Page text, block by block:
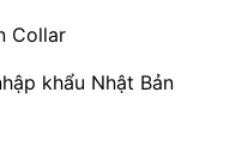
Collar
khẩu Nhật Bản